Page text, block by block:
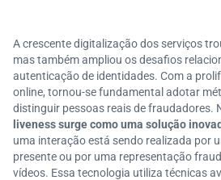
A crescente digitalização dos serviços
mas também ampliou os desafios
autenticação de identidades. Com a
online, tornou-se fundamental adotar
distinguir pessoas reais de fraudadores.​
liveness surge como uma solução
uma interação está sendo realizada por
presente ou por uma representação
vídeos. Essa tecnologia utiliza técnicas